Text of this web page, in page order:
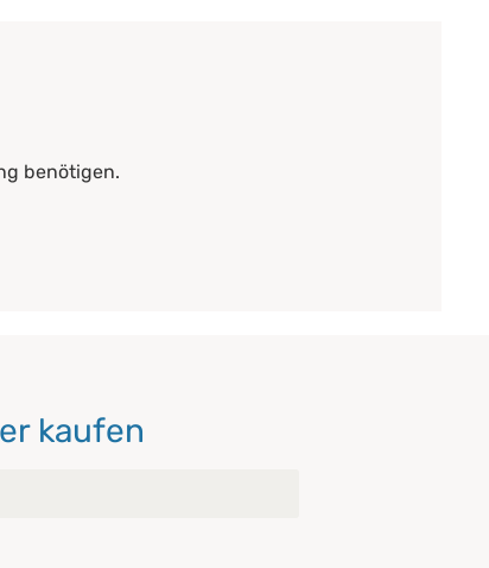
benötigen.
kaufen